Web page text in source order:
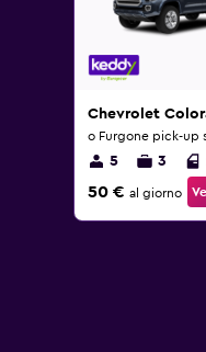
Chevrolet
o Furgone pick-up
5 3
50 € al giorno